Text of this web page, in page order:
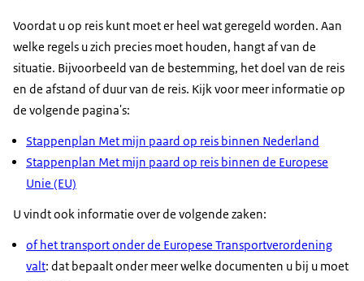
Voordat u op reis kunt moet er heel wat geregeld worden. Aan
welke regels u zich precies moet houden, hangt af van de
situatie. Bijvoorbeeld van de bestemming, het doel van de reis
en de afstand of duur van de reis. Kijk voor meer informatie op
de volgende pagina's:
Stappenplan Met mijn paard op reis binnen Nederland
Stappenplan Met mijn paard op reis binnen de Europese
Unie (EU)
U vindt ook informatie over de volgende zaken:
of het transport onder de Europese Transportverordening
valt: dat bepaalt onder meer welke documenten u bij u moet